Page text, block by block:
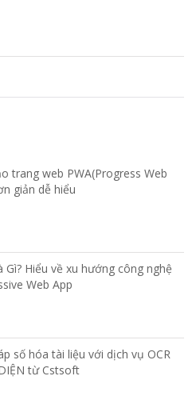
trang web PWA(Progress Web
giản dễ hiểu
Gì? Hiểu về xu hướng công nghệ
Web App
số hóa tài liệu với dịch vụ OCR
từ Cstsoft